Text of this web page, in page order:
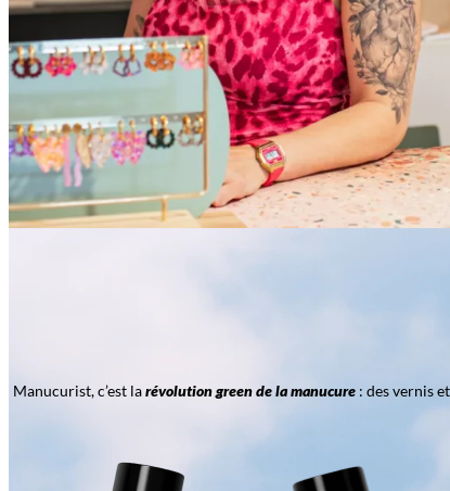
Manucurist, c’est larévolution green de la manucure: des vernis